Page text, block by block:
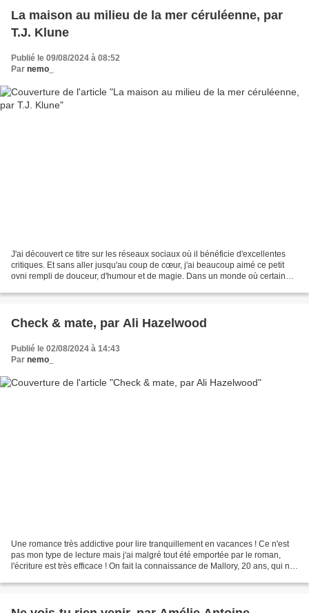
La maison au milieu de la mer céruléenne, par
T.J. Klune
Publié le 09/08/2024 à 08:52
Par nemo_
J'ai découvert ce titre sur les réseaux sociaux où il bénéficie d'excellentes
critiques. Et sans aller jusqu'au coup de cœur, j'ai beaucoup aimé ce petit
ovni rempli de douceur, d'humour et de magie. Dans un monde où certaines
Check & mate, par Ali Hazelwood
Publié le 02/08/2024 à 14:43
Par nemo_
Une romance très addictive pour lire tranquillement en vacances ! Ce n'est
pas mon type de lecture mais j'ai malgré tout été emportée par le roman,
l'écriture est très efficace ! On fait la connaissance de Mallory, 20 ans, qui ne